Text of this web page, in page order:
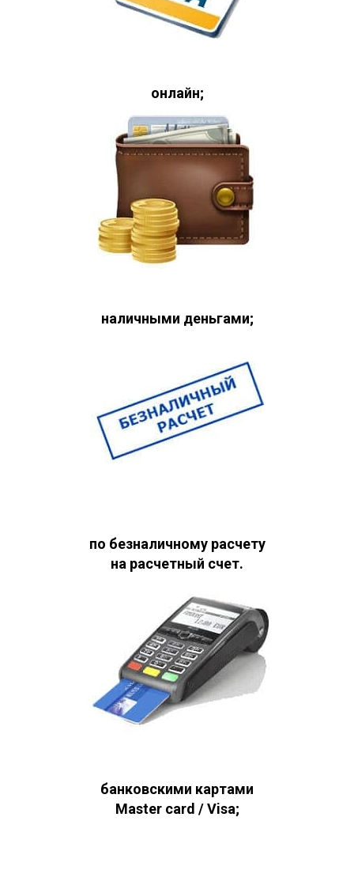
онлайн;
наличными деньгами;
по безналичному расчету
на расчетный счет.
банковскими картами
Master card / Visa;